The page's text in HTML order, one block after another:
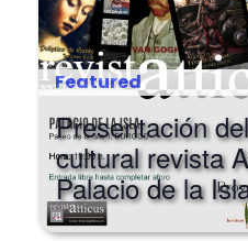
Featured
Presentación
cultural revista
Palacio de la